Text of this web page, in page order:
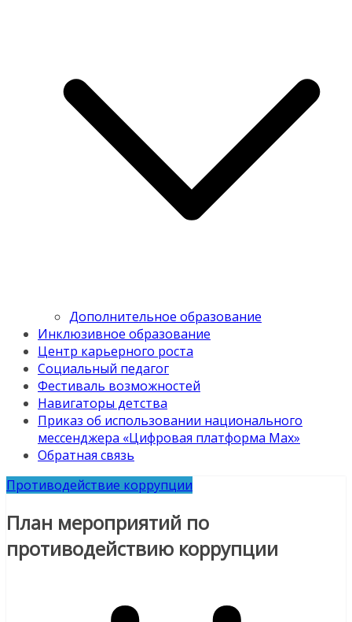
Дополнительное образование
Инклюзивное образование
Центр карьерного роста
Социальный педагог
Фестиваль возможностей
Навигаторы детства
Приказ об использовании национального
мессенджера «Цифровая платформа Мах»
Обратная связь
Противодействие коррупции
План мероприятий по
противодействию коррупции